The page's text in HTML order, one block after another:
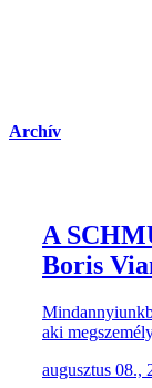
Archív
A
Boris
aki
augusztus 08.,